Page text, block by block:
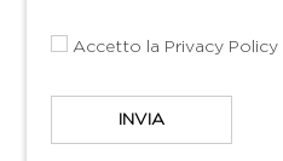
Accetto la Privacy Policy